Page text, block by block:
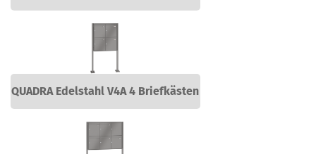
QUADRA Edelstahl V4A 4 Briefkästen